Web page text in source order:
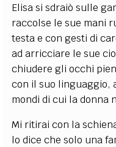
Elisa si sdraiò sulle
raccolse le sue mani
testa e con gesti di
ad arricciare le sue
chiudere gli occhi
con il suo linguaggio,
mondi di cui la donna
Mi ritirai con la
lo dice che solo una